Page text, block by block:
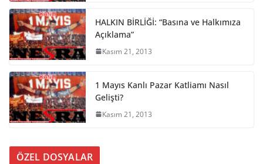
HALKIN BİRLİĞİ: “Basına ve Halkımıza
Açıklama”
Kasım 21, 2013
1 Mayıs Kanlı Pazar Katliamı Nasıl
Gelişti?
Kasım 21, 2013
ÖZEL DOSYALAR